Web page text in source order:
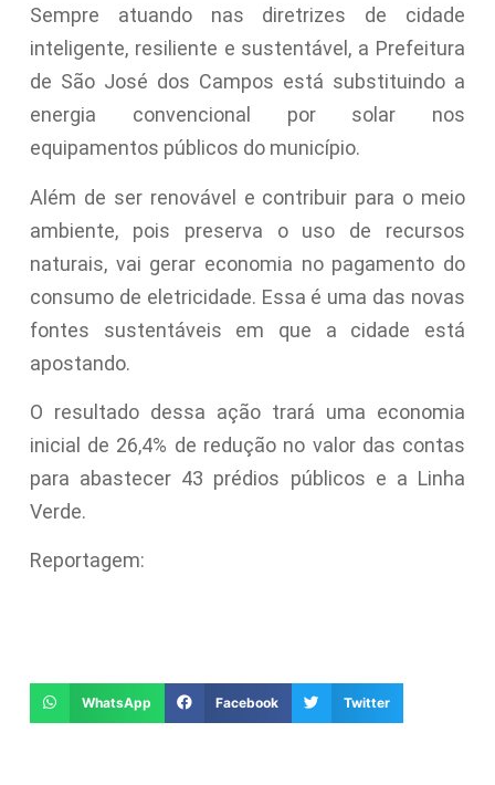
Sempre atuando nas diretrizes de cidade
inteligente, resiliente e sustentável, a Prefeitura
de São José dos Campos está substituindo a
energia convencional por solar nos
equipamentos públicos do município.
Além de ser renovável e contribuir para o meio
ambiente, pois preserva o uso de recursos
naturais, vai gerar economia no pagamento do
consumo de eletricidade. Essa é uma das novas
fontes sustentáveis em que a cidade está
apostando.
O resultado dessa ação trará uma economia
inicial de 26,4% de redução no valor das contas
para abastecer 43 prédios públicos e a Linha
Verde.
Reportagem:
WhatsApp Facebook Twitter